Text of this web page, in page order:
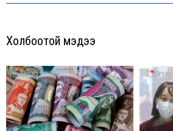
Холбоотой мэдээ